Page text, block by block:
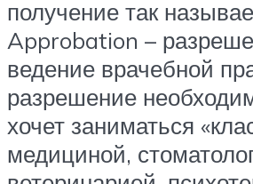
получение так
Approbation –
ведение врачебной
разрешение
хочет заниматься
медициной,